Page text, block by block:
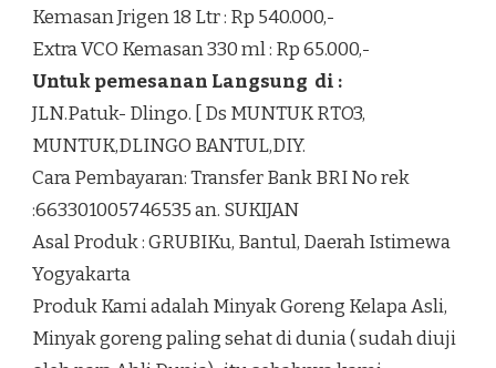
Kemasan Jrigen 18 Ltr : Rp 540.000,-
Extra VCO Kemasan 330 ml : Rp 65.000,-
Untuk pemesanan Langsung di :
JLN.Patuk- Dlingo. [ Ds MUNTUK RTO3,
MUNTUK,DLINGO BANTUL,DIY.
Cara Pembayaran: Transfer Bank BRI No rek
:663301005746535 an. SUKIJAN
Asal Produk : GRUBIKu, Bantul, Daerah Istimewa
Yogyakarta
Produk Kami adalah Minyak Goreng Kelapa Asli,
Minyak goreng paling sehat di dunia ( sudah diuji